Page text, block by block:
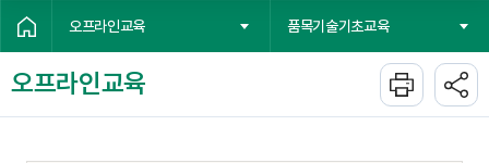
오프라인교육 품목기술기초교육
오프라인교육